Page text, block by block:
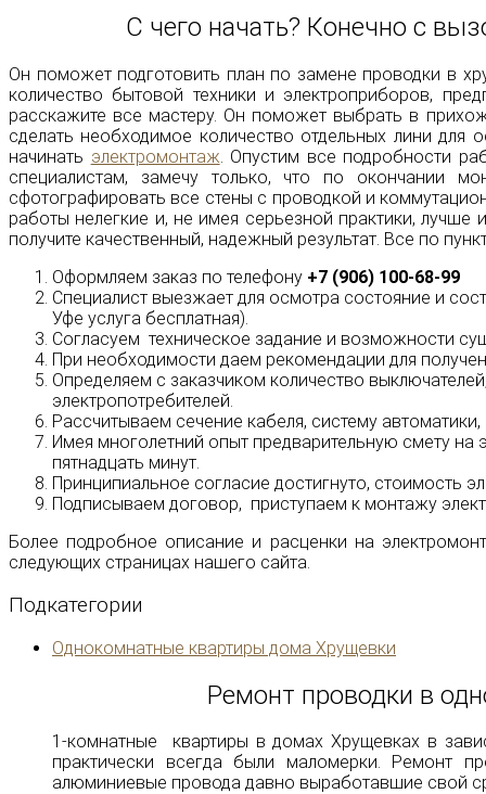
С чего начать? Конечно с
Он поможет подготовить план по замене проводки в
количество бытовой техники и электроприборов,
расскажите все мастеру. Он поможет выбрать в
сделать необходимое количество отдельных лини
начинать электромонтаж. Опустим все подробности
специалистам, замечу только, что по окончании
сфотографировать все стены с проводкой и
работы нелегкие и, не имея серьезной практики, лучше
получите качественный, надежный результат. Все по
Оформляем заказ по телефону +7 (906) 100-68-99
Специалист выезжает для осмотра состояние и
Уфе услуга бесплатная).
Согласуем техническое задание и возможности
При необходимости даем рекомендации для
Определяем с заказчиком количество
электропотребителей.
Рассчитываем сечение кабеля, систему автоматики,
Имея многолетний опыт предварительную смету
пятнадцать минут.
Принципиальное согласие достигнуто, стоимость
Подписываем договор, приступаем к монтажу
Более подробное описание и расценки на
следующих страницах нашего сайта.
Подкатегории
Однокомнатные квартиры дома Хрущевки
Ремонт проводки в
1-комнатные квартиры в домах Хрущевках в
практически всегда были маломерки. Ремонт
алюминиевые провода давно выработавшие свой